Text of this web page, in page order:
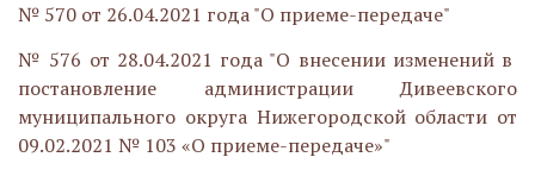
№ 570 от 26.04.2021 года "О приеме-передаче"
№ 576 от 28.04.2021 года "О внесении изменений в
постановление администрации Дивеевского
муниципального округа Нижегородской области от
09.02.2021 № 103 «О приеме-передаче»"